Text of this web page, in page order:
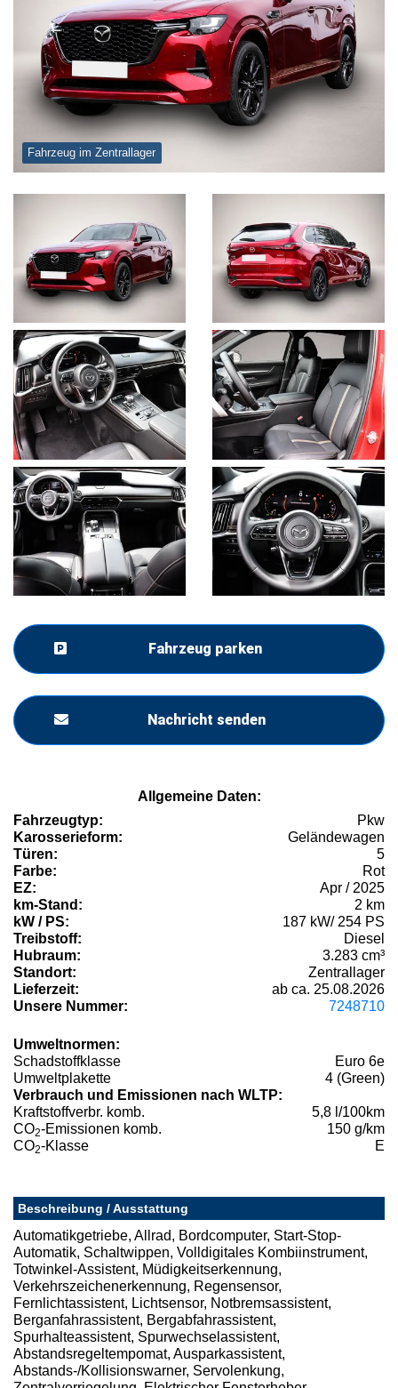
Fahrzeug im Zentrallager
Fahrzeug parken
Nachricht senden
Allgemeine Daten:
Fahrzeugtyp:
Pkw
Karosserieform:
Geländewagen
Türen:
5
Farbe:
Rot
EZ:
Apr / 2025
km-Stand:
2 km
kW / PS:
187 kW/ 254 PS
Treibstoff:
Diesel
Hubraum:
3.283 cm³
Standort:
Zentrallager
Lieferzeit:
ab ca. 25.08.2026
Unsere Nummer:
7248710
Umweltnormen:
Schadstoffklasse
Euro 6e
Umweltplakette
4 (Green)
Verbrauch und Emissionen nach WLTP:
Kraftstoffverbr. komb.
5,8 l/100km
CO2-Emissionen komb.
150 g/km
CO2-Klasse E
Beschreibung / Ausstattung
Automatikgetriebe, Allrad, Bordcomputer, Start-Stop-
Automatik, Schaltwippen, Volldigitales Kombiinstrument,
Totwinkel-Assistent, Müdigkeitserkennung,
Verkehrszeichenerkennung, Regensensor,
Fernlichtassistent, Lichtsensor, Notbremsassistent,
Berganfahrassistent, Bergabfahrassistent,
Spurhalteassistent, Spurwechselassistent,
Abstandsregeltempomat, Ausparkassistent,
Abstands-/Kollisionswarner, Servolenkung,